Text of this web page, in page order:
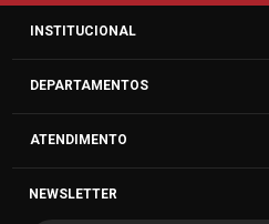
INSTITUCIONAL
DEPARTAMENTOS
ATENDIMENTO
NEWSLETTER